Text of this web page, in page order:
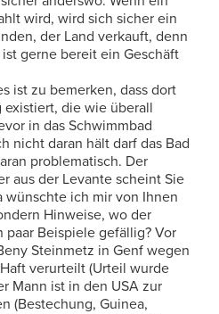
wird, wird sich sicher ein
der Land verkauft, denn
gerne bereit ein Geschäft
ist zu bemerken, dass dort
die wie überall
in das Schwimmbad
nicht daran hält darf das Bad
problematisch. Der
aus der Levante scheint Sie
wünschte ich mir von Ihnen
Hinweise, wo der
paar Beispiele gefällig? Vor
Steinmetz in Genf wegen
verurteilt (Urteil wurde
Mann ist in den USA zur
(Bestechung, Guinea,